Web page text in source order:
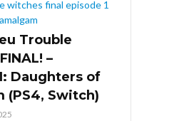
Trouble
–
Daughters of
(PS4, Switch)